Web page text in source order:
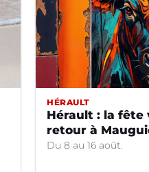
HÉRAULT
Hérault : la fête
retour à
Du 8 au 16 août.